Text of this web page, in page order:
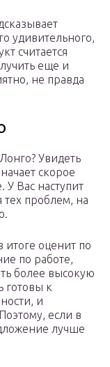
удивительного,
считается
еще и
не правда
Увидеть
скорое
Вас наступит
проблем, на
итоге оценит по
по работе,
более высокую
готовы к
и
если в
лучше